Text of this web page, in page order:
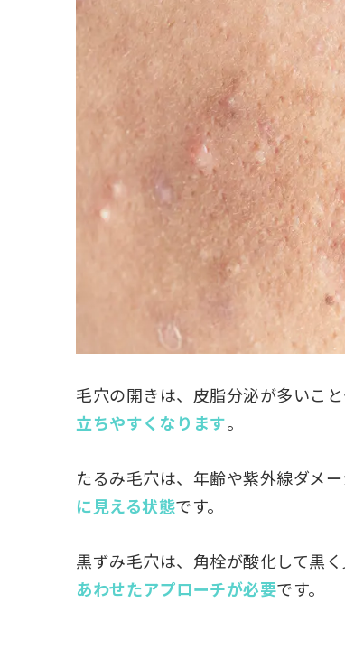
毛穴の開きは、皮脂分泌が多いこと
立ちやすくなります。
たるみ毛穴は、年齢や紫外線ダメー
に見える状態です。
黒ずみ毛穴は、角栓が酸化して黒
あわせたアプローチが必要です。